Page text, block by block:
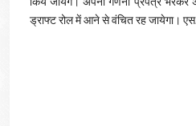
ड्राफ्ट रोल में आने से वंचित रह जायेगा।